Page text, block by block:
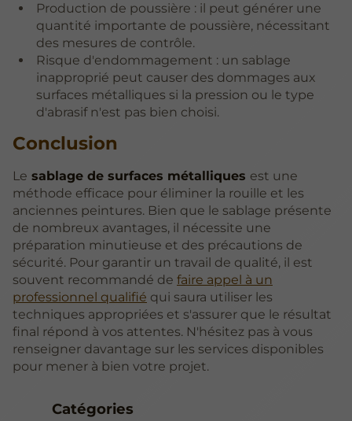
Catégories
Production de poussière : il peut générer une
quantité importante de poussière, nécessitant
des mesures de contrôle.
Risque d'endommagement : un sablage
inapproprié peut causer des dommages aux
surfaces métalliques si la pression ou le type
d'abrasif n'est pas bien choisi.
Conclusion
Le sablage de surfaces métalliques est une
méthode efficace pour éliminer la rouille et les
anciennes peintures. Bien que le sablage présente
de nombreux avantages, il nécessite une
préparation minutieuse et des précautions de
sécurité. Pour garantir un travail de qualité, il est
souvent recommandé de faire appel à un
professionnel qualifié qui saura utiliser les
techniques appropriées et s'assurer que le résultat
final répond à vos attentes. N'hésitez pas à vous
renseigner davantage sur les services disponibles
pour mener à bien votre projet.